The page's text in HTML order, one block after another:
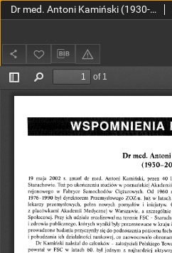
Dr med. Antoni Kamiński (1930-2002)